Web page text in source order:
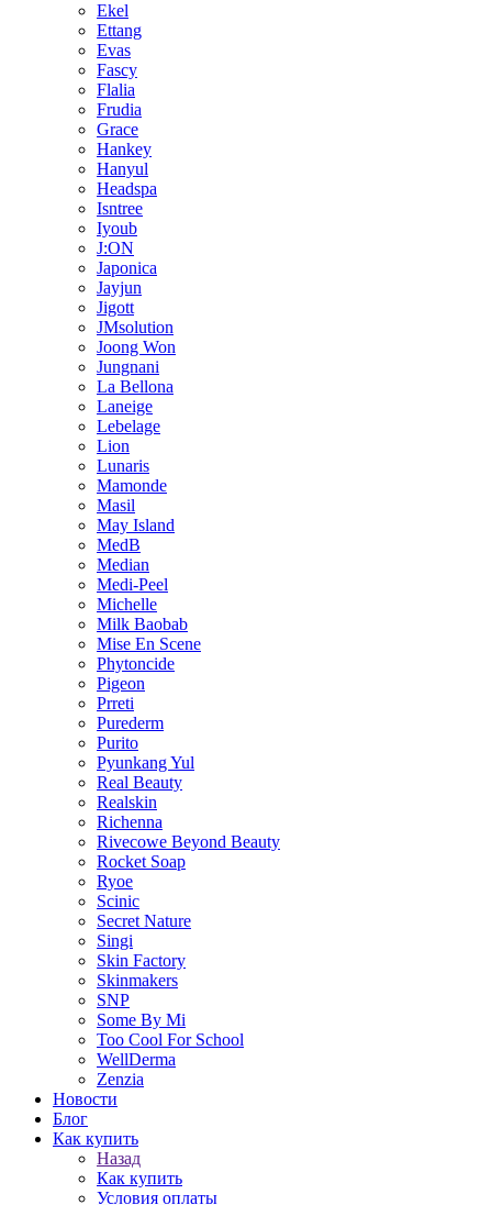
Ekel
Ettang
Evas
Fascy
Flalia
Frudia
Grace
Hankey
Hanyul
Headspa
Isntree
Iyoub
J:ON
Japonica
Jayjun
Jigott
JMsolution
Joong Won
Jungnani
La Bellona
Laneige
Lebelage
Lion
Lunaris
Mamonde
Masil
May Island
MedB
Median
Medi-Peel
Michelle
Milk Baobab
Mise En Scene
Phytoncide
Pigeon
Prreti
Purederm
Purito
Pyunkang Yul
Real Beauty
Realskin
Richenna
Rivecowe Beyond Beauty
Rocket Soap
Ryoe
Scinic
Secret Nature
Singi
Skin Factory
Skinmakers
SNP
Some By Mi
Too Cool For School
WellDerma
Zenzia
Новости
Блог
Как купить
Назад
Как купить
Условия оплаты